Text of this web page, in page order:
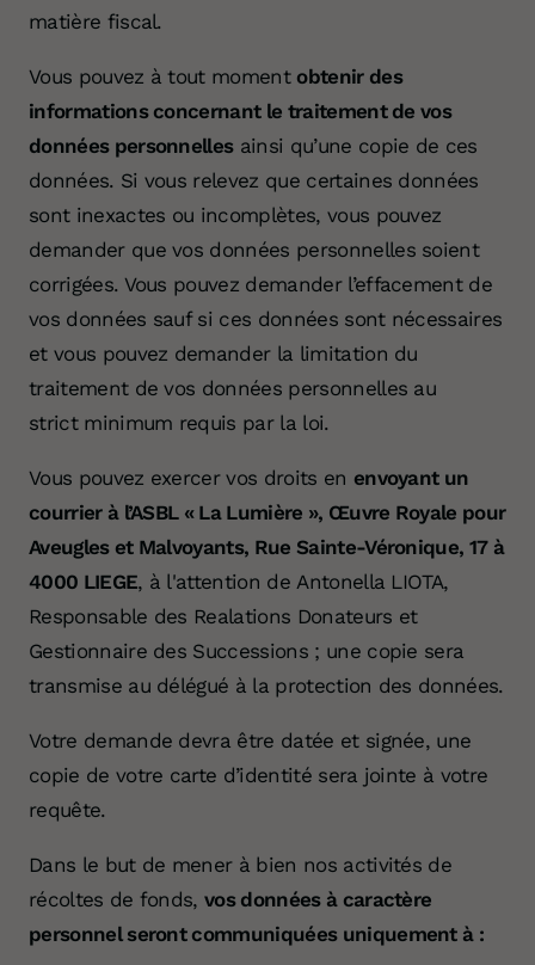
matière fiscal.
Vous pouvez à tout moment obtenir des
informations concernant le traitement de vos
données personnellesainsi qu’une copie de ces
données. Si vous relevez que certaines données
sont inexactes ou incomplètes, vous pouvez
demander que vos données personnelles soient
corrigées. Vous pouvez demander l’effacement de
vos données sauf si ces données sont nécessaires
et vous pouvez demander la limitation du
traitement de vos données personnelles au
strict minimum requis par la loi.
Vous pouvez exercer vos droits en envoyant un
courrier à l’ASBL « La Lumière », Œuvre Royale pour
Aveugles et Malvoyants, Rue Sainte-Véronique, 17 à
4000 LIEGE, à l'attention de Antonella LIOTA,
Responsable des Realations Donateurs et
Gestionnaire des Successions ; une copie sera
transmise au délégué à la protection des données.
Votre demande devra être datée et signée, une
copie de votre carte d’identité sera jointe à votre
requête.
Dans le but de mener à bien nos activités de
récoltes de fonds,vos données à caractère
personnel seront communiquées uniquement à :